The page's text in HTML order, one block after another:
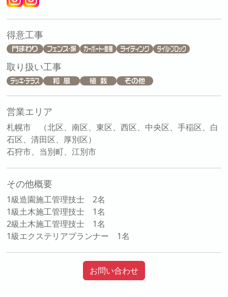
得意工事
取り扱い工事
営業エリア
札幌市 （北区、南区、東区、西区、中央区、手稲区、白
石区、清田区、厚別区）
石狩市、当別町、江別市
その他概要
1級造園施工管理技士 2名
1級土木施工管理技士 1名
2級土木施工管理技士 1名
1級エクステリアプランナー 1名
お問い合わせ